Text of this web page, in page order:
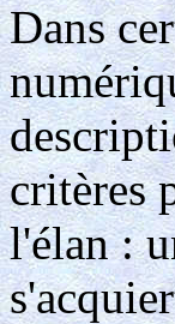
Dans
critères
l'élan :